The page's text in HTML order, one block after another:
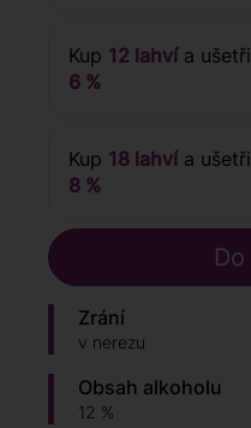
Kup 12 lahvía ušetři
6 %
Kup 18 lahvía ušetři
8 %
Zrání
v nerezu
Obsah alkoholu
12 %